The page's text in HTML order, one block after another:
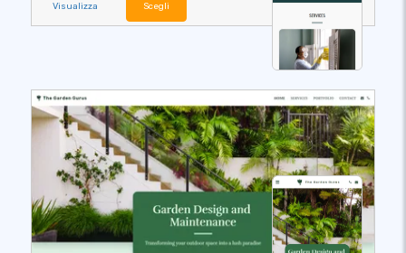
Visualizza Scegli